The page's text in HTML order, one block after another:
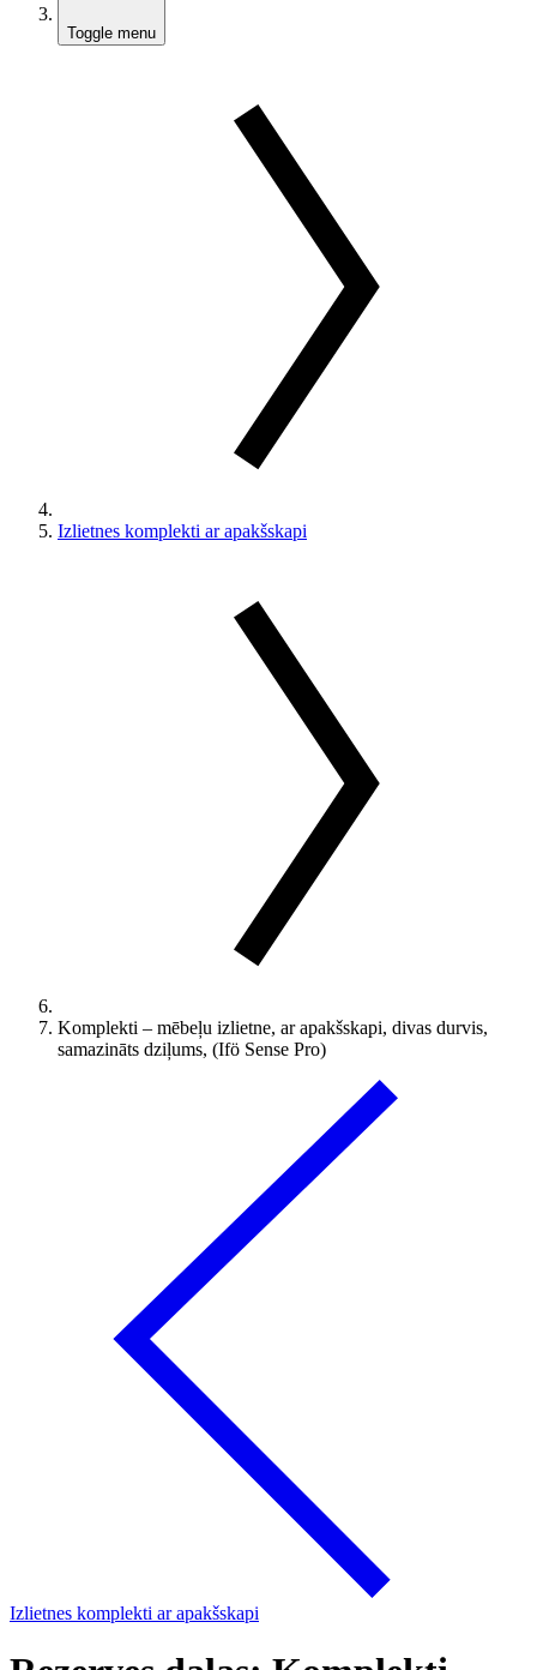
Toggle menu
Izlietnes komplekti ar apakšskapi
Komplekti – mēbeļu izlietne, ar apakšskapi, divas durvis,
samazināts dziļums, (Ifö Sense Pro)
Izlietnes komplekti ar apakšskapi